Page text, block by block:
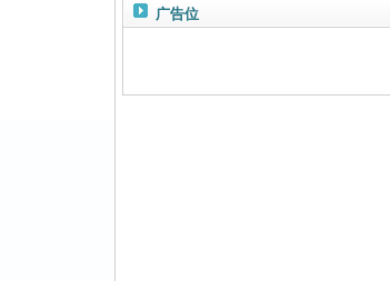
广告位